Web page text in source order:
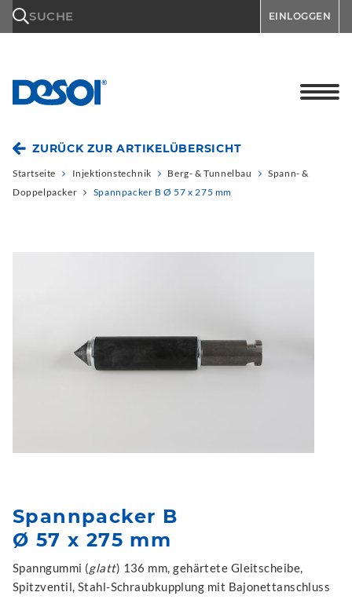
SUCHE EINLOGGEN
ZURÜCK ZUR ARTIKELÜBERSICHT
Startseite Injektionstechnik Berg- & Tunnelbau
Spann- &
Doppelpacker
Spannpacker B Ø 57 x 275 mm
Spannpacker B
Ø 57 x 275 mm
Spanngummi (glatt) 136 mm, gehärtete Gleitscheibe,
Spitzventil, Stahl-Schraubkupplung mit Bajonettanschluss